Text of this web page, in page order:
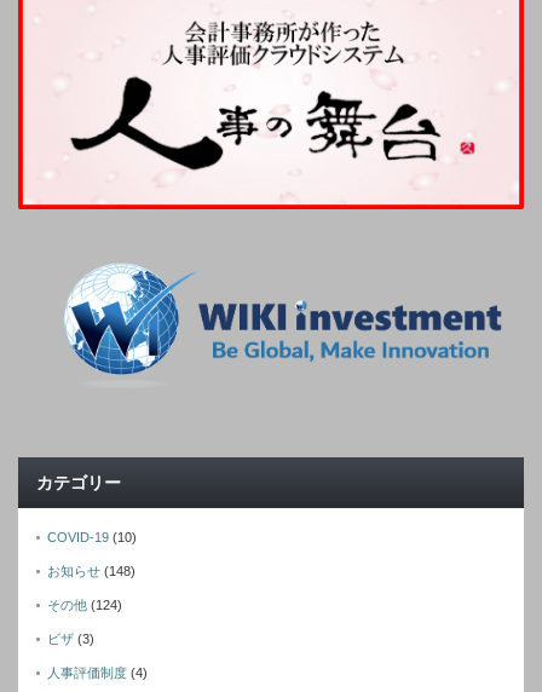
カテゴリー
COVID-19 (10)
お知らせ (148)
その他 (124)
ビザ (3)
人事評価制度 (4)